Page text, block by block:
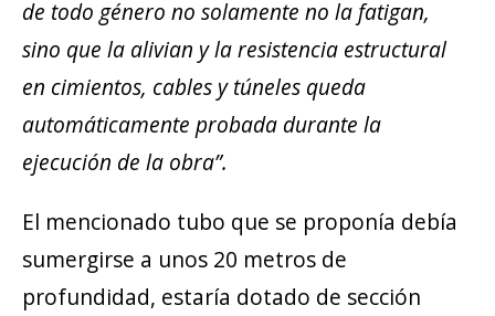
de todo género no solamente no la fatigan,
sino que la alivian y la resistencia estructural
en cimientos, cables y túneles queda
automáticamente probada durante la
ejecución de la obra”.
El mencionado tubo que se proponía debía
sumergirse a unos 20 metros de
profundidad, estaría dotado de sección